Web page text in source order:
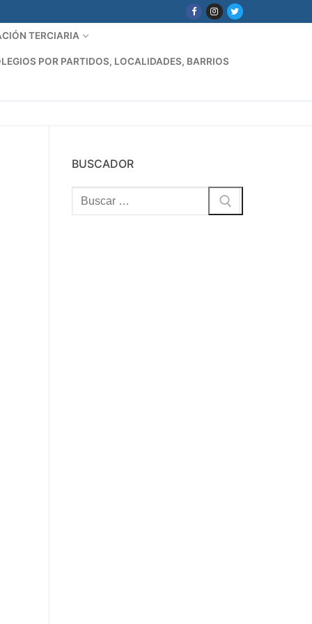
TERCIARIA
POR PARTIDOS, LOCALIDADES, BARRIOS
BUSCADOR
Buscar: